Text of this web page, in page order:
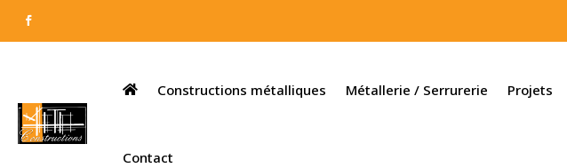
Constructions métalliques Métallerie / Serrurerie Projets
Contact